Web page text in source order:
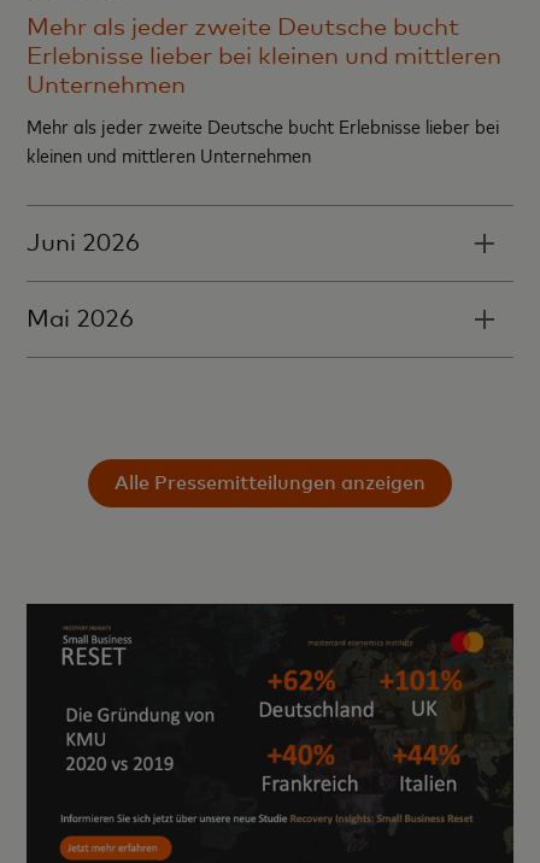
Mehr als jeder zweite Deutsche bucht
Erlebnisse lieber bei kleinen und mittleren
Unternehmen
Mehr als jeder zweite Deutsche bucht Erlebnisse lieber bei
kleinen und mittleren Unternehmen
Juni 2026
Mai 2026
Alle Pressemitteilungen anzeigen